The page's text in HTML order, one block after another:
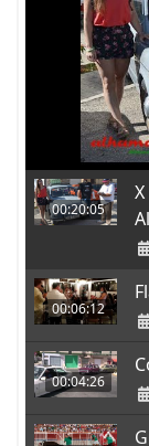
00:20:05
00:06:12
00:04:26